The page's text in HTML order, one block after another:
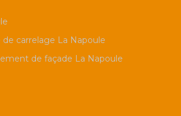
carrelage La Napoule
de façade La Napoule